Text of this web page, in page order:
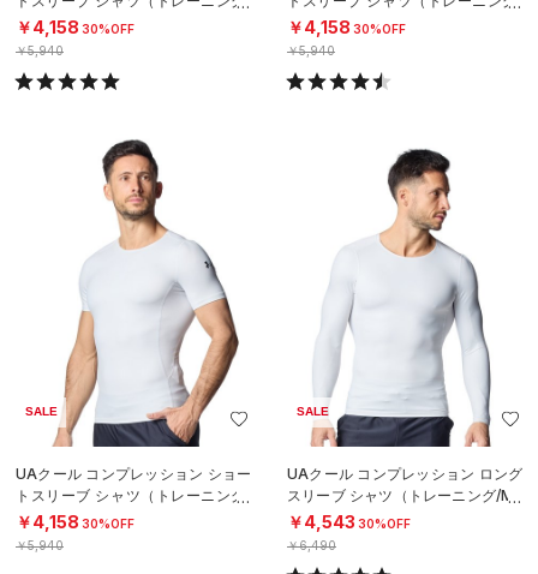
MEN）
￥4,158 30%OFF
￥5,940
MEN）
￥4,158 30%OFF
￥5,940
SALE
UAクール コンプレッション ショー
トスリーブ シャツ（トレーニング/
MEN）
￥4,158 30%OFF
￥5,940
SALE
UAクール コンプレッション ロング
スリーブ シャツ（トレーニング/ME
N）
￥4,543 30%OFF
￥6,490